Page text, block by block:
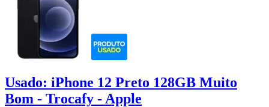
Usado: iPhone 12 Preto 128GB Muito
Bom - Trocafy - Apple